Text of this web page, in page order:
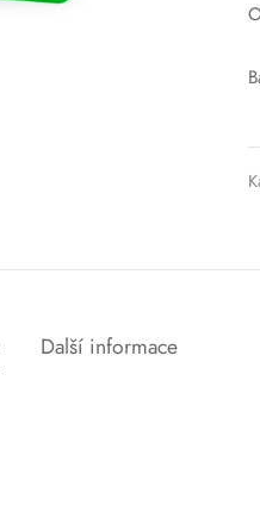
Další informace